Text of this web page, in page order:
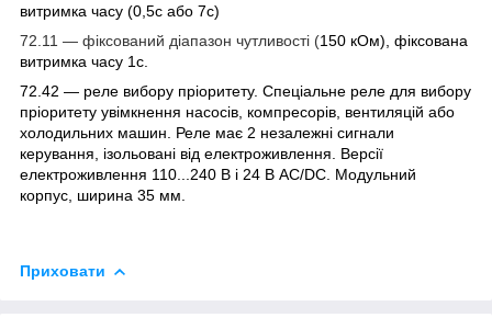
витримка часу (0,5с або 7с)
72.11 — фіксований діапазон чутливості (150 кОм), фіксована
витримка часу 1с.
72.42 — реле вибору пріоритету. Спеціальне реле для вибору
пріоритету увімкнення насосів, компресорів, вентиляцій або
холодильних машин. Реле має 2 незалежні сигнали
керування, ізольовані від електроживлення. Версії
електроживлення 110...240 В і 24 В АС/DC. Модульний
корпус, ширина 35 мм.
Приховати